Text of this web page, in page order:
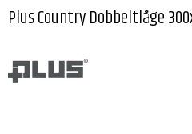
Plus Country Dobbeltlåge